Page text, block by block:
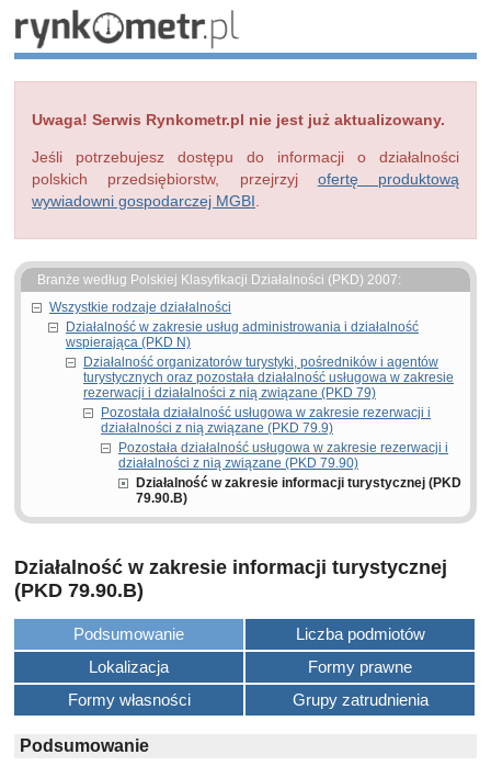
Uwaga! Serwis Rynkometr.pl nie jest już aktualizowany.
Jeśli potrzebujesz dostępu do informacji o działalności
polskich przedsiębiorstw, przejrzyj ofertę produktową
wywiadowni gospodarczej MGBI
Branże według Polskiej Klasyfikacji Działalności (PKD) 2007:
Wszystkie rodzaje działalności
Działalność w zakresie usług administrowania i działalność
wspierająca (PKD N)
Działalność organizatorów turystyki, pośredników i agentów
turystycznych oraz pozostała działalność usługowa w zakresie
rezerwacji i działalności z nią związane (PKD 79)
Pozostała działalność usługowa w zakresie rezerwacji i
działalności z nią związane (PKD 79.9)
Pozostała działalność usługowa w zakresie rezerwacji i
działalności z nią związane (PKD 79.90)
Działalność w zakresie informacji turystycznej (PKD
79.90.B)
Działalność w zakresie informacji turystycznej
(PKD 79.90.B)
Podsumowanie
Liczba podmiotów
Lokalizacja
Formy prawne
Formy własności
Grupy zatrudnienia
Podsumowanie